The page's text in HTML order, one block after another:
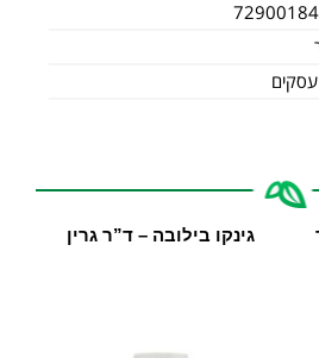
גינקו בילובה – ד”ר גרין